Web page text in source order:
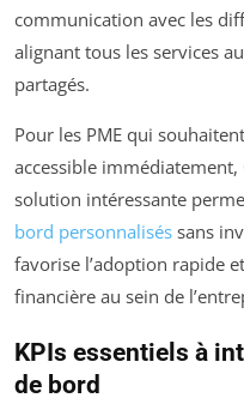
communication avec les
alignant tous les services
partagés.
Pour les PME qui
accessible
solution intéressante
bord personnalisés sans
favorise l’adoption rapide
financière au sein de
KPIs essentiels à
de bord